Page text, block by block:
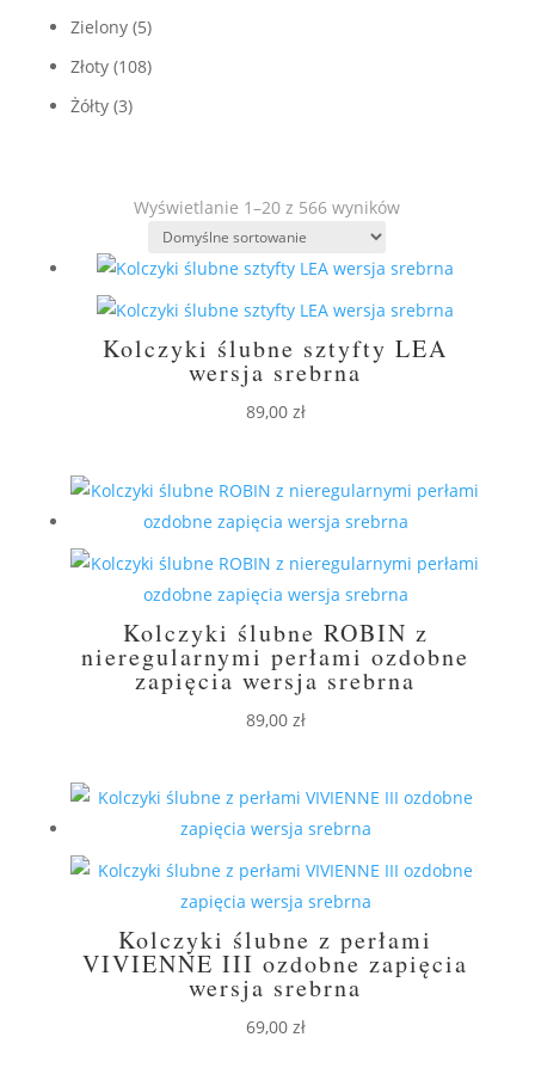
Zielony (5)
Złoty (108)
Żółty (3)
Wyświetlanie 1–20 z 566 wyników
Kolczyki ślubne sztyfty LEA
wersja srebrna
89,00 zł
Kolczyki ślubne ROBIN z
nieregularnymi perłami ozdobne
zapięcia wersja srebrna
89,00 zł
Kolczyki ślubne z perłami
VIVIENNE III ozdobne zapięcia
wersja srebrna
69,00 zł